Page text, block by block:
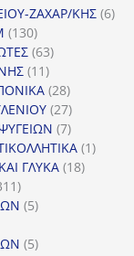
ΖΑΧΑΡ/ΚΗΣ 66
130130
προϊόντα
6363
1111
προϊόντα
2828
προϊόντα
2727
προϊόντα
77
προϊόντα
11
ΓΛΥΚΑ 1818
311
προϊόντα
55
55